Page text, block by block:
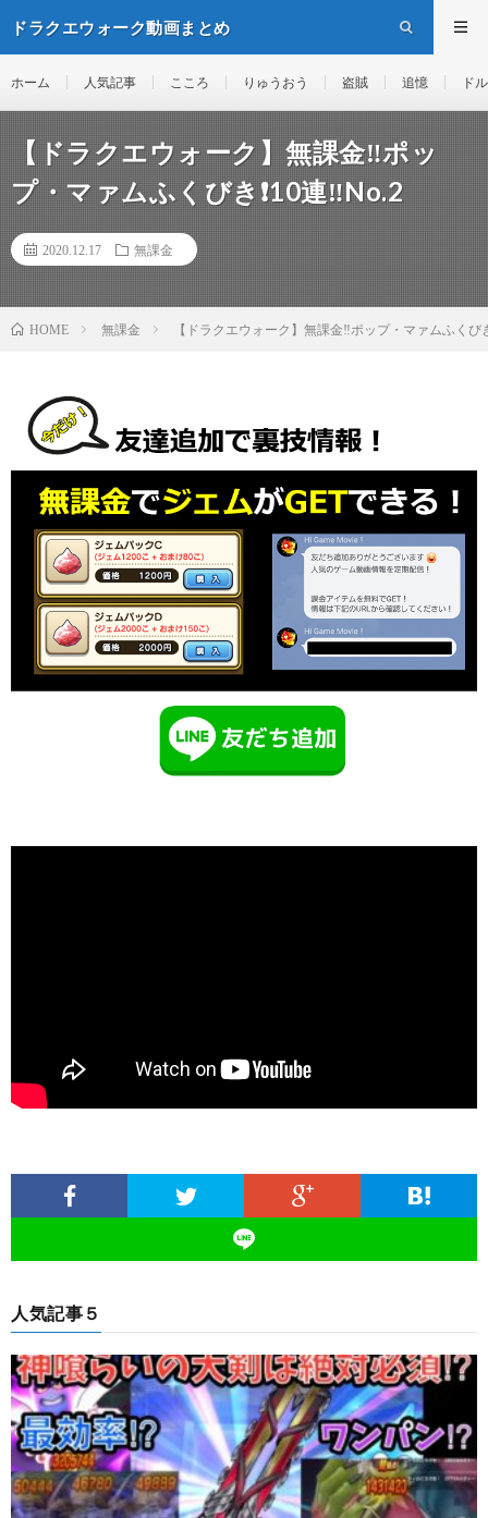
ドラクエウォーク動画まとめ
ホーム 人気記事 こころ りゅうおう 盗賊 追憶 ド
【ドラクエウォーク】無課金‼️ポッ
プ・マァムふくびき❗10連‼️No.2
2020.12.17 無課金
HOME 無課金 【ドラクエウォーク】無課金‼️ポップ・マァムふくび
人気記事５